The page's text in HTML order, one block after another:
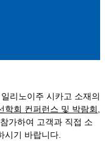
리노이주 시카고 소재의
학회 컨퍼런스 및 박람회,
가하여 고객과 직접 소
시기 바랍니다.